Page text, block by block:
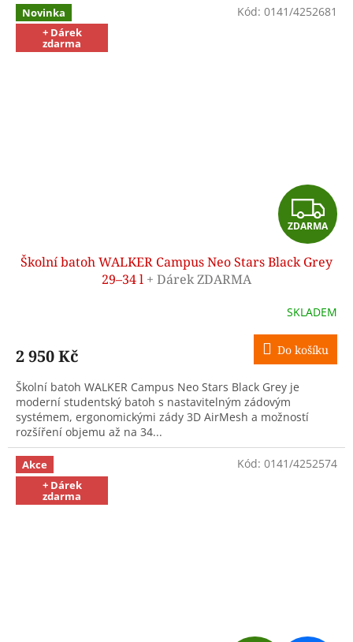
Novinka
+ Dárek
zdarma
Z
D
A
R
M
A
ZDARMA
Školní batoh WALKER Campus Neo Stars Black Grey
29–34 l + Dárek ZDARMA
SKLADEM
2 950 Kč Do košíku
Školní batoh WALKER Campus Neo Stars Black Grey je
moderní studentský batoh s nastavitelným zádovým
systémem, ergonomickými zády 3D AirMesh a možností
rozšíření objemu až na 34...
Kód: 0141/4252681
Akce
+ Dárek
zdarma
Kód: 0141/4252574